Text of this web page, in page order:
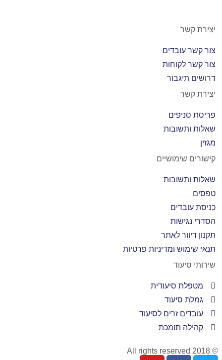
יצירת קשר
צור קשר עובדים
צור קשר לקוחות
דרושים תיגבור
יצירת קשר
פריסת סניפים
שאלות ותשובות
מגזין
קישורים שימושיים
שאלות ותשובות
טפסים
כניסת עובדים
הסדרי נגישות
תקנון דיוור לאתר
תנאי שימוש ומדיניות פרטיות
שירותי סיעוד
מטפלת סיעודית
גמלת סיעוד
עובדים זרים לסיעוד
קהילה תומכת
© 2018 All rights reserved